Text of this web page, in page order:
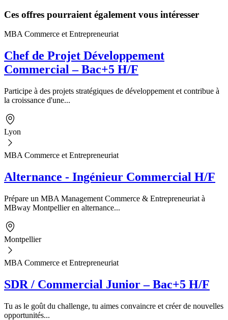
Ces offres pourraient également vous intéresser
MBA Commerce et Entrepreneuriat
Chef de Projet Développement
Commercial – Bac+5 H/F
Participe à des projets stratégiques de développement et contribue à
la croissance d'une...
Lyon
MBA Commerce et Entrepreneuriat
Alternance - Ingénieur Commercial H/F
Prépare un MBA Management Commerce & Entrepreneuriat à
MBway Montpellier en alternance...
Montpellier
MBA Commerce et Entrepreneuriat
SDR / Commercial Junior – Bac+5 H/F
Tu as le goût du challenge, tu aimes convaincre et créer de nouvelles
opportunités...